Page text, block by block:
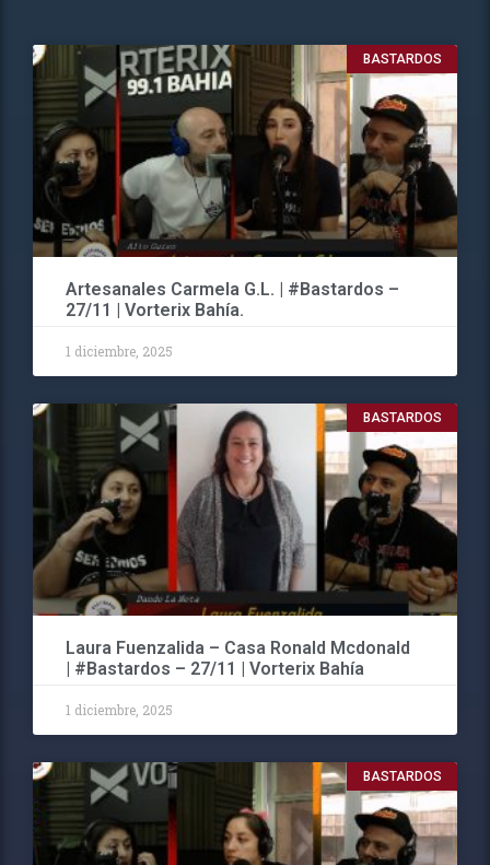
BASTARDOS
Artesanales Carmela G.L. | #Bastardos –
27/11 | Vorterix Bahía.
1 diciembre, 2025
BASTARDOS
Laura Fuenzalida – Casa Ronald Mcdonald
| #Bastardos – 27/11 | Vorterix Bahía
1 diciembre, 2025
BASTARDOS